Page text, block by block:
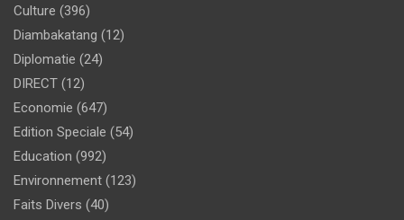
Culture (396)
Diambakatang (12)
Diplomatie (24)
DIRECT (12)
Economie (647)
Edition Speciale (54)
Education (992)
Environnement (123)
Faits Divers (40)